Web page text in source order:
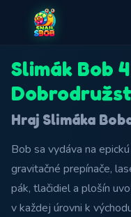
Slimák Bob
Hraj Slimáka
Bob sa vydáva na
gravitačné prepínače,
pák, tlačidiel a plošín
v každej úrovni k